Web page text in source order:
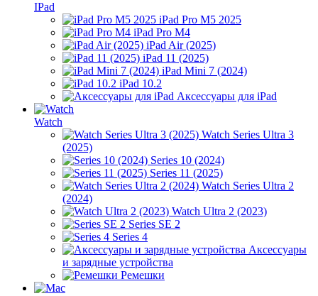
IPad
iPad Pro M5 2025
iPad Pro M4
iPad Air (2025)
iPad 11 (2025)
iPad Mini 7 (2024)
iPad 10.2
Аксессуары для iPad
Watch
Watch Series Ultra 3
(2025)
Series 10 (2024)
Series 11 (2025)
Watch Series Ultra 2
(2024)
Watch Ultra 2 (2023)
Series SE 2
Series 4
Аксессуары
и зарядные устройства
Ремешки